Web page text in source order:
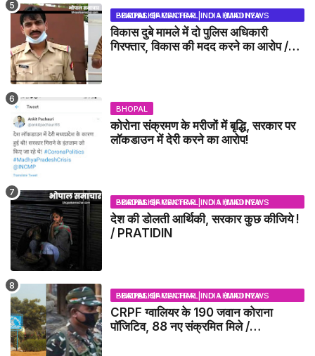
BHOPAL SAMACHAR | NO 1 HINDI NEWS PORTAL OF CENTRAL INDIA (MADHYA PRADESH)
विकास दुबे मामले में दो पुलिस अधिकारी
गिरफ्तार, विकास की मदद करने का आरोप /
BHOPAL
कोरोना संक्रमण के मरीजों में बृद्धि, सरकार पर
लॉकडाउन में देरी करने का आरोप!
BHOPAL SAMACHAR | NO 1 HINDI NEWS PORTAL OF CENTRAL INDIA (MADHYA PRADESH)
देश की डोलती आर्थिकी, सरकार कुछ कीजिये !
/ PRATIDIN
BHOPAL SAMACHAR | NO 1 HINDI NEWS PORTAL OF CENTRAL INDIA (MADHYA PRADESH)
CRPF ग्वालियर के 190 जवान कोराना
पॉजिटिव, 88 नए संक्रमित मिले /